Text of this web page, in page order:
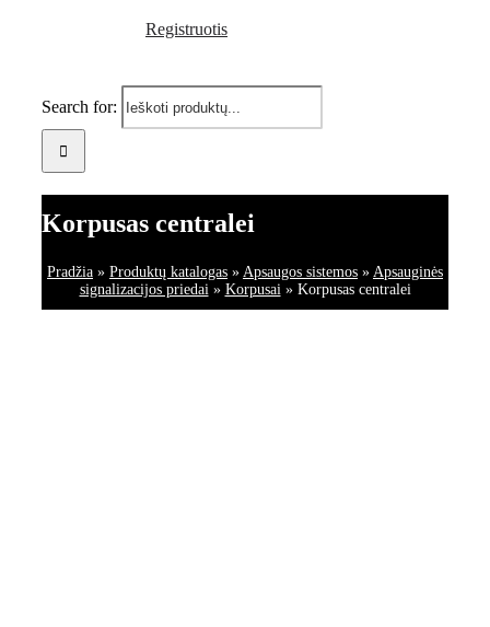
Registruotis
Search for:
Korpusas centralei
Pradžia » Produktų katalogas » Apsaugos sistemos » Apsauginės
signalizacijos priedai» Korpusai» Korpusas centralei